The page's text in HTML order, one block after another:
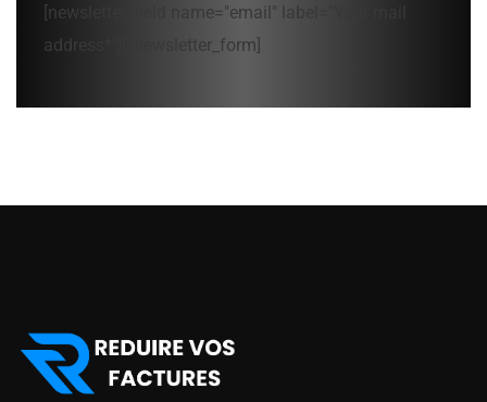
[newsletter_field name="email" label="Your mail
address*"][/newsletter_form]